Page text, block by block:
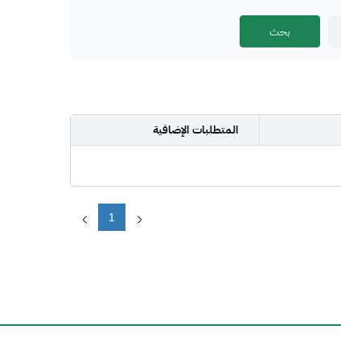
المتطلبات الإضافية
1